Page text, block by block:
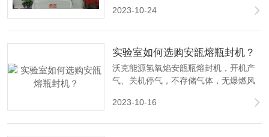
蓝图正等待着我们继续描绘。
2023-10-24
实验室如何选购安瓿熔瓶封机？
沃克能源氢氧焰安瓿瓶熔封机，开机产
气、关机停气，不存储气体，无爆燃风
2023-10-16